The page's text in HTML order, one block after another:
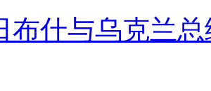
布什与乌克兰